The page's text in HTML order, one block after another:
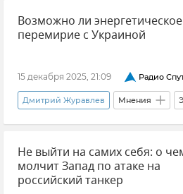
Возможно ли энергетическое
перемирие с Украиной
15 декабря 2025, 21:09 Радио
Дмитрий Журавлев Мнения
Россия Перемирие
Не выйти на самих себя: о
молчит Запад по атаке на
российский танкер